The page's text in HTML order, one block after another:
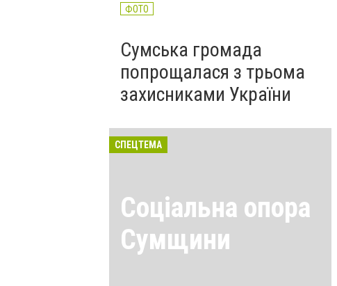
ФОТО
Сумська громада
попрощалася з трьома
захисниками України
СПЕЦТЕМА
Соціальна опора
Сумщини